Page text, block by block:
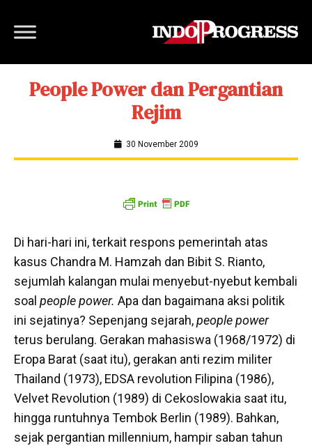
People Power dan Pergantian
Rejim
30 November 2009
Di hari-hari ini, terkait respons pemerintah atas
kasus Chandra M. Hamzah dan Bibit S. Rianto,
sejumlah kalangan mulai menyebut-nyebut kembali
soal people power. Apa dan bagaimana aksi politik
ini sejatinya? Sepenjang sejarah,people power
terus berulang. Gerakan mahasiswa (1968/1972) di
Eropa Barat (saat itu), gerakan anti rezim militer
Thailand (1973), EDSA revolution Filipina (1986),
Velvet Revolution (1989) di Cekoslowakia saat itu,
hingga runtuhnya Tembok Berlin (1989). Bahkan,
sejak pergantian millennium, hampir saban tahun